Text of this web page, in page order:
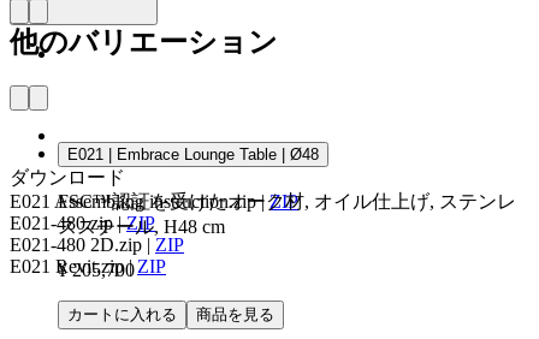
ダウンロード
E021 Assembling instruction.zip|ZIP
E021-480.zip|ZIP
E021-480 2D.zip | ZIP
E021 Revit.zip|ZIP
他のバリエーション
E021 | Embrace Lounge Table | Ø48
FSC™認証を受けたオーク材, オイル仕上げ, ステンレ
ススチール, H48 cm
¥ 205,700
カートに入れる 商品を見る